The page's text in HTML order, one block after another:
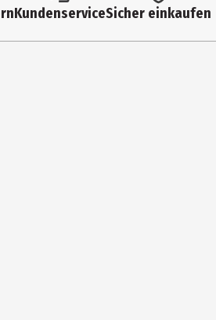
KundenserviceSicher einkaufen